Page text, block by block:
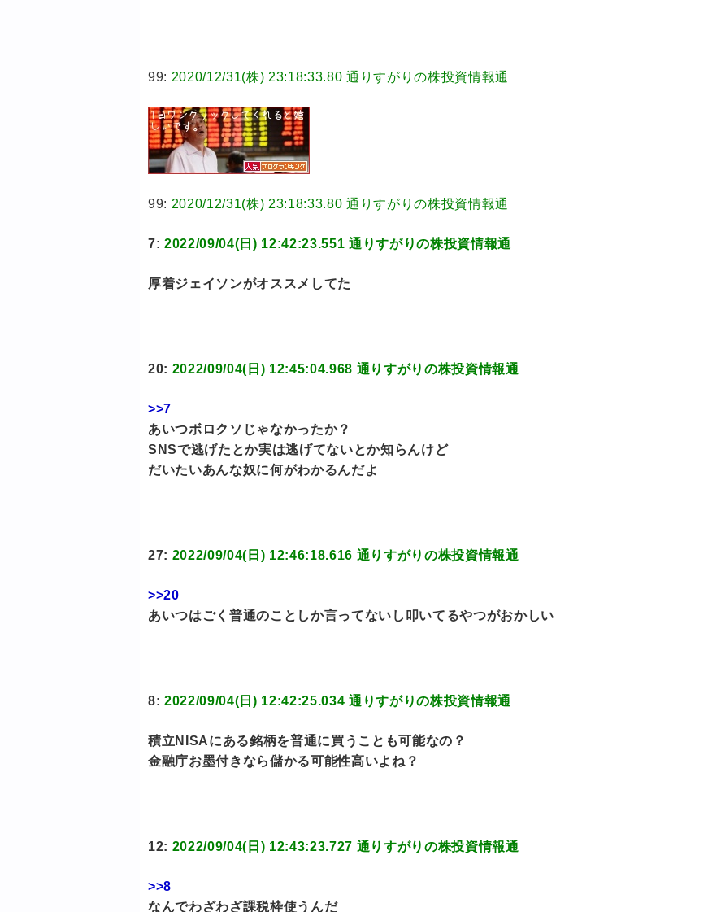
99: 2020/12/31(株) 23:18:33.80 通りすがりの株投資情報通
99: 2020/12/31(株) 23:18:33.80 通りすがりの株投資情報通
7: 2022/09/04(日) 12:42:23.551 通りすがりの株投資情報通
厚着ジェイソンがオススメしてた
20: 2022/09/04(日) 12:45:04.968 通りすがりの株投資情報通
>>7
あいつボロクソじゃなかったか？
SNSで逃げたとか実は逃げてないとか知らんけど
だいたいあんな奴に何がわかるんだよ
27: 2022/09/04(日) 12:46:18.616 通りすがりの株投資情報通
>>20
あいつはごく普通のことしか言ってないし叩いてるやつがおかしい
8: 2022/09/04(日) 12:42:25.034 通りすがりの株投資情報通
積立NISAにある銘柄を普通に買うことも可能なの？
金融庁お墨付きなら儲かる可能性高いよね？
12: 2022/09/04(日) 12:43:23.727 通りすがりの株投資情報通
>>8
なんでわざわざ課税枠使うんだ